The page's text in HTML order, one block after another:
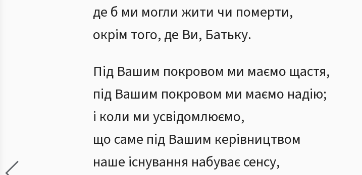
де б ми могли жити чи померти,
окрім того, де Ви, Батьку.
Під Вашим покровом ми маємо щастя,
під Вашим покровом ми маємо надію;
і коли ми усвідомлюємо,
що саме під Вашим керівництвом
наше існування набуває сенсу,